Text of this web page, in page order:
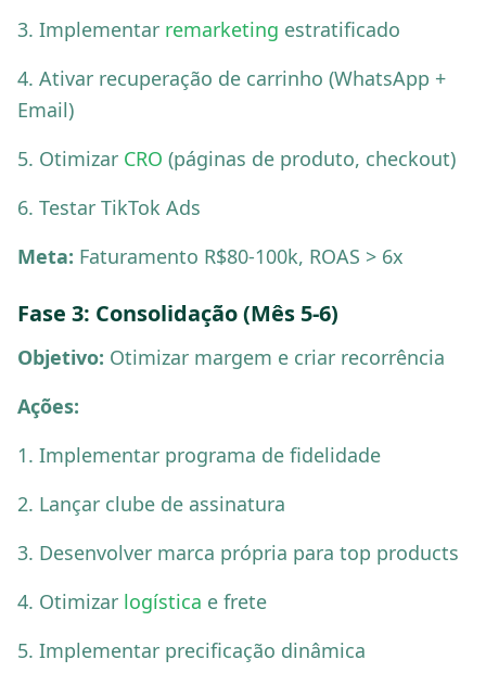
3. Implementar remarketing estratificado
4. Ativar recuperação de carrinho (WhatsApp +
Email)
5. Otimizar CRO (páginas de produto, checkout)
6. Testar TikTok Ads
Meta: Faturamento R$80-100k, ROAS > 6x
Fase 3: Consolidação (Mês 5-6)
Objetivo: Otimizar margem e criar recorrência
Ações:
1. Implementar programa de fidelidade
2. Lançar clube de assinatura
3. Desenvolver marca própria para top products
4. Otimizar logística e frete
5. Implementar precificação dinâmica